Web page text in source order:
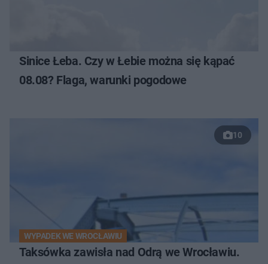
Sinice Łeba. Czy w Łebie można się kąpać
08.08? Flaga, warunki pogodowe
10
WYPADEK WE WROCŁAWIU
Taksówka zawisła nad Odrą we Wrocławiu.